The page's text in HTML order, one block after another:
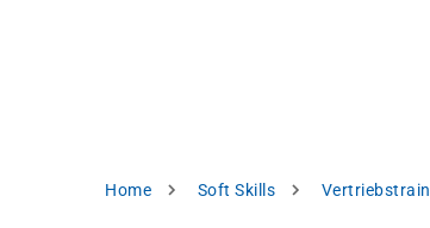
Pfadnavigation
Home Soft Skills